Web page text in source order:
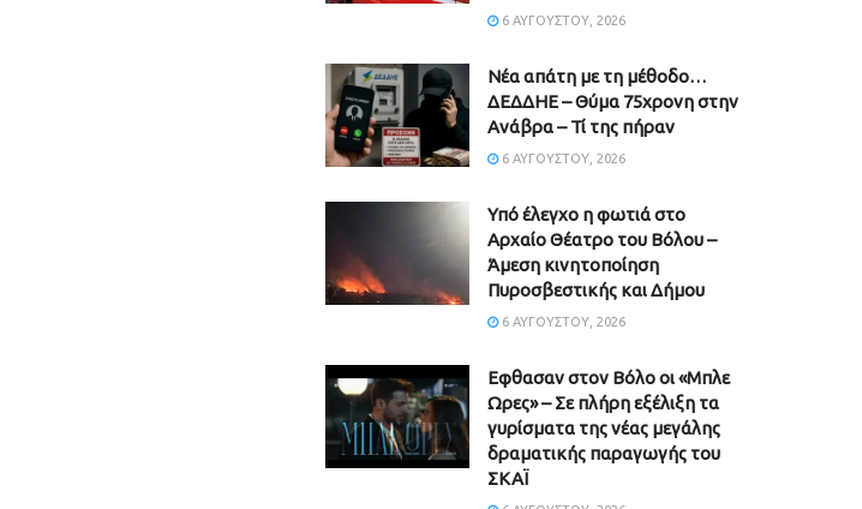
6 ΑΥΓΟΎΣΤΟΥ, 2026
Νέα απάτη με τη μέθοδο…
ΔΕΔΔΗΕ – Θύμα 75χρονη στην
Ανάβρα – Τί της πήραν
6 ΑΥΓΟΎΣΤΟΥ, 2026
Υπό έλεγχο η φωτιά στο
Αρχαίο Θέατρο του Βόλου –
Άμεση κινητοποίηση
Πυροσβεστικής και Δήμου
6 ΑΥΓΟΎΣΤΟΥ, 2026
Εφθασαν στον Βόλο οι «Μπλε
Ωρες» – Σε πλήρη εξέλιξη τα
γυρίσματα της νέας μεγάλης
δραματικής παραγωγής του
ΣΚΑΪ